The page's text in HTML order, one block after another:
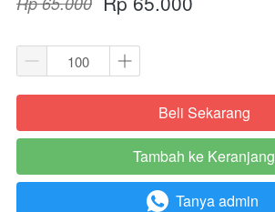
`Beli Sekarang
`
Tambah ke Keranjang
` Tanya admin